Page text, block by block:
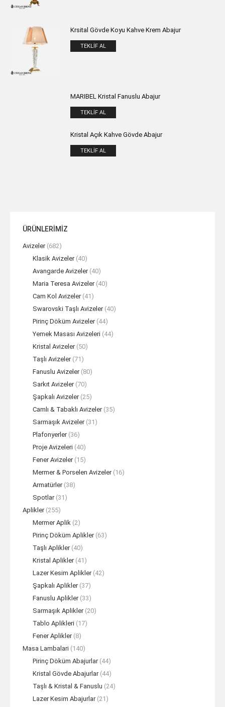
Krsital Gövde Koyu Kahve Krem Abajur
TEKLIF AL
MARIBEL Kristal Fanuslu Abajur
TEKLIF AL
Kristal Açık Kahve Gövde Abajur
TEKLIF AL
ÜRÜNLERİMİZ
Avizeler (682)
Klasik Avizeler (40)
Avangarde Avizeler (40)
Maria Teresa Avizeler (40)
Cam Kol Avizeler (41)
Swarovski Taşlı Avizeler (40)
Pirinç Döküm Avizeler (44)
Yemek Masası Avizeleri (44)
Kristal Avizeler (50)
Taşlı Avizeler (71)
Fanuslu Avizeler (80)
Sarkıt Avizeler (70)
Şapkalı Avizeler (25)
Camlı & Tabaklı Avizeler (35)
Sarmaşık Avizeler (31)
Plafonyerler (36)
Proje Avizeleri (40)
Fener Avizeler (15)
Mermer & Porselen Avizeler (16)
Armatürler (38)
Spotlar (31)
Aplikler (255)
Mermer Aplik (2)
Pirinç Döküm Aplikler (63)
Taşlı Aplikler (40)
Kristal Aplikler (41)
Lazer Kesim Aplikler (42)
Şapkalı Aplikler (37)
Fanuslu Aplikler (33)
Sarmaşık Aplikler (20)
Tablo Aplikleri (17)
Fener Aplikler (8)
Masa Lambalari (140)
Pirinç Döküm Abajurlar (44)
Kristal Gövde Abajurlar (44)
Taşlı & Kristal & Fanuslu (24)
Lazer Kesim Abajurlar (21)